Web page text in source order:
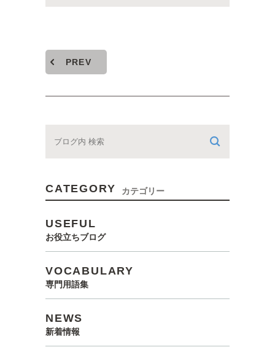
PREV
CATEGORY カテゴリー
USEFUL
お役立ちブログ
VOCABULARY
専門用語集
NEWS
新着情報